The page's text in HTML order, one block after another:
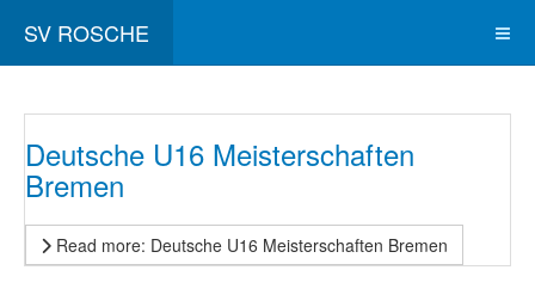
SV ROSCHE
Deutsche U16 Meisterschaften
Bremen
Read more: Deutsche U16 Meisterschaften Bremen